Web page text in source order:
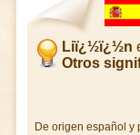
Liï¿½ï¿½n
Otros
De origen español y